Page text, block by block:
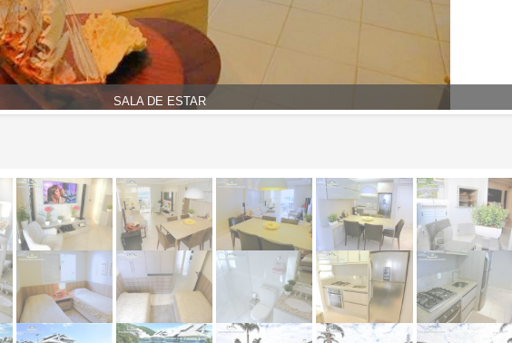
SALA DE ESTAR